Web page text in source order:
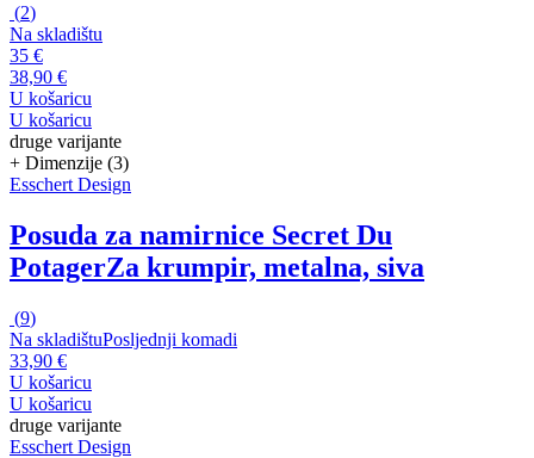
(2)
Na skladištu
35 €
38,90 €
U košaricu
U košaricu
druge varijante
+ Dimenzije (3)
Esschert Design
Posuda za namirnice Secret Du
PotagerZa krumpir, metalna, siva
(9)
Na skladištuPosljednji komadi
33,90 €
U košaricu
U košaricu
druge varijante
Esschert Design